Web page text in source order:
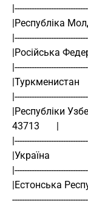
|Республіка
|Російська
|Туркменистан
|Республіки
43713       |
|Україна
|Естонська